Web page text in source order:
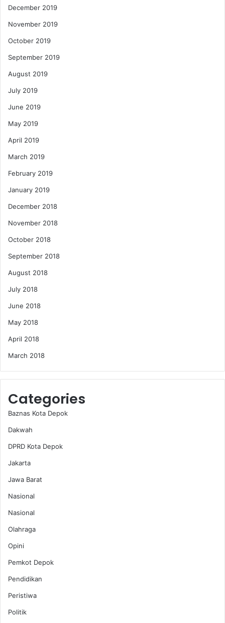
December 2019
November 2019
October 2019
September 2019
August 2019
July 2019
June 2019
May 2019
April 2019
March 2019
February 2019
January 2019
December 2018
November 2018
October 2018
September 2018
August 2018
July 2018
June 2018
May 2018
April 2018
March 2018
Categories
Baznas Kota Depok
Dakwah
DPRD Kota Depok
Jakarta
Jawa Barat
Nasional
Nasional
Olahraga
Opini
Pemkot Depok
Pendidikan
Peristiwa
Politik